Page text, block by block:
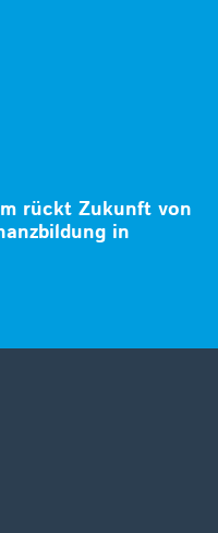
rückt Zukunft von
in